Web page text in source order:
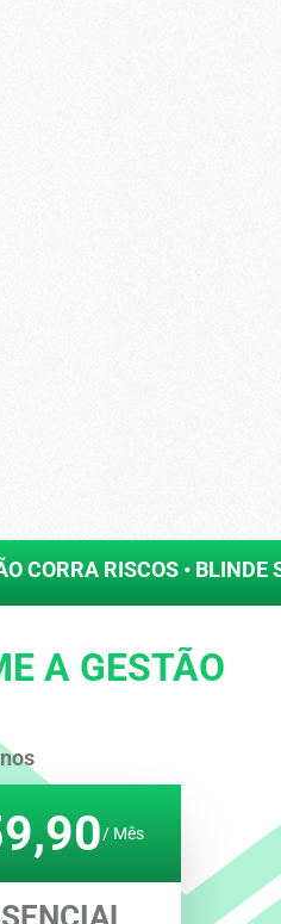
CORRA RISCOS • BLINDE
A GESTÃO
/ Mês